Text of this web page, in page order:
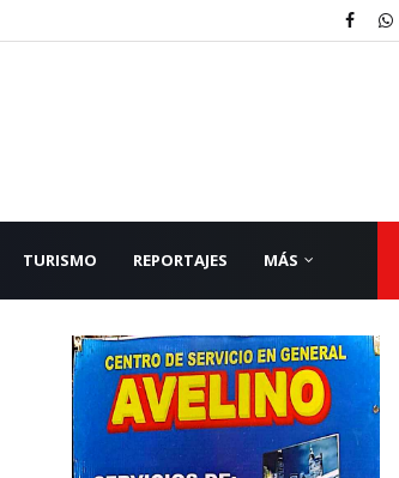
TURISMO REPORTAJES MÁS